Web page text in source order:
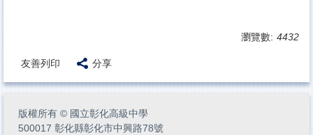
瀏覽數: 4432
友善列印 分享
版權所有 © 國立彰化高級中學
500017 彰化縣彰化市中興路78號